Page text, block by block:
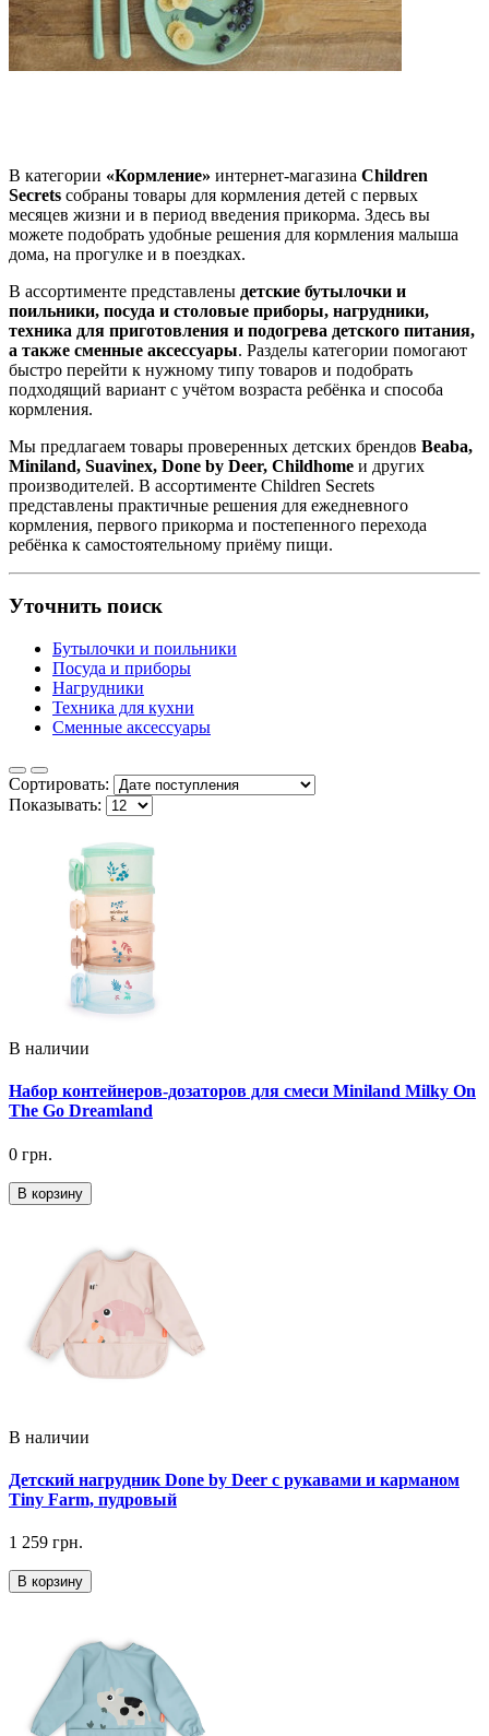
В категории «Кормление» интернет-магазина Children
Secrets собраны товары для кормления детей с первых
месяцев жизни и в период введения прикорма. Здесь вы
можете подобрать удобные решения для кормления малыша
дома, на прогулке и в поездках.
В ассортименте представлены детские бутылочки и
поильники, посуда и столовые приборы, нагрудники,
техника для приготовления и подогрева детского питания,
а также сменные аксессуары. Разделы категории помогают
быстро перейти к нужному типу товаров и подобрать
подходящий вариант с учётом возраста ребёнка и способа
кормления.
Мы предлагаем товары проверенных детских брендов Beaba,
Miniland, Suavinex, Done by Deer, Childhome и других
производителей. В ассортименте Children Secrets
представлены практичные решения для ежедневного
кормления, первого прикорма и постепенного перехода
ребёнка к самостоятельному приёму пищи.
Уточнить поиск
Бутылочки и поильники
Посуда и приборы
Нагрудники
Техника для кухни
Сменные аксессуары
Сортировать:
Показывать:
В наличии
Набор контейнеров-дозаторов для смеси Miniland Milky On
The Go Dreamland
0 грн.
В корзину
В наличии
Детский нагрудник Done by Deer с рукавами и карманом
Tiny Farm, пудровый
1 259 грн.
В корзину